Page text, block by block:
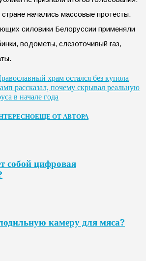
стране начались массовые протесты.
силовики Белоруссии применяли
водометы, слезоточивый газ,
храм остался без купола
рассказал, почему скрывал реальную
в начале года
ЕЩЕ ОТ АВТОРА
собой цифровая
камеру для мяса?